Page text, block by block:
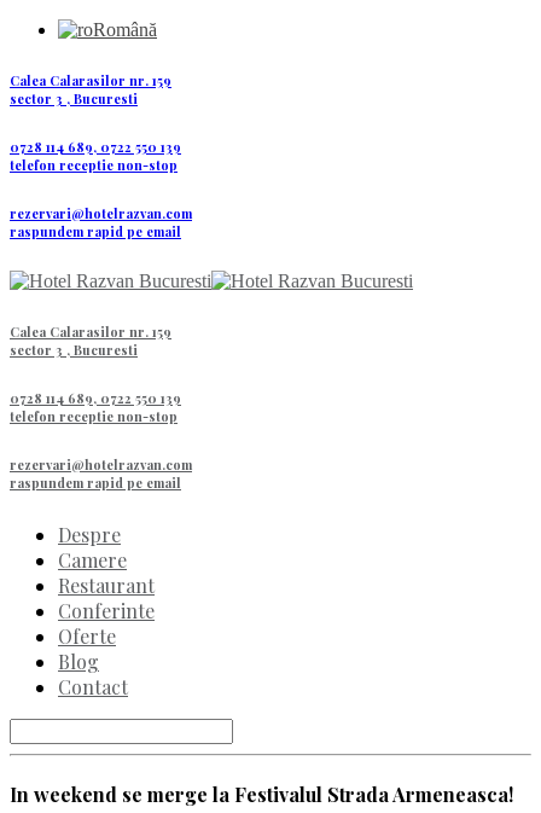
Română
Calea Calarasilor nr. 159
sector 3 , Bucuresti
0728 114 689, 0722 550 139
telefon receptie non-stop
rezervari@hotelrazvan.com
raspundem rapid pe email
Calea Calarasilor nr. 159
sector 3 , Bucuresti
0728 114 689, 0722 550 139
telefon receptie non-stop
rezervari@hotelrazvan.com
raspundem rapid pe email
Despre
Camere
Restaurant
Conferinte
Oferte
Blog
Contact
In weekend se merge la Festivalul Strada Armeneasca!